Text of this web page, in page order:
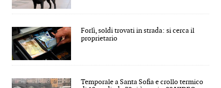
Forlì, soldi trovati in strada: si cerca il
proprietario
Temporale a Santa Sofia e crollo termico